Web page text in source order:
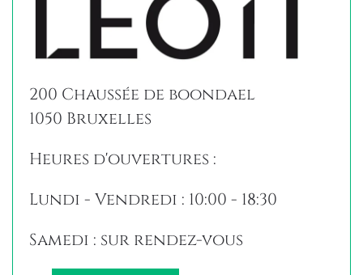
200 Chaussée de boondael
1050 Bruxelles
Heures d'ouvertures :
Lundi - Vendredi : 10:00 - 18:30
Samedi : sur rendez-vous